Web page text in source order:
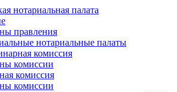
нотариальная палата
правления
нотариальные палаты
комиссия
комиссии
комиссия
комиссии